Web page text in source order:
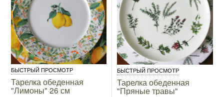
БЫСТРЫЙ ПРОСМОТР
Тарелка обеденная
"Лимоны" 26 см
БЫСТРЫЙ ПРОСМОТР
Тарелка обеденная
"Пряные травы"